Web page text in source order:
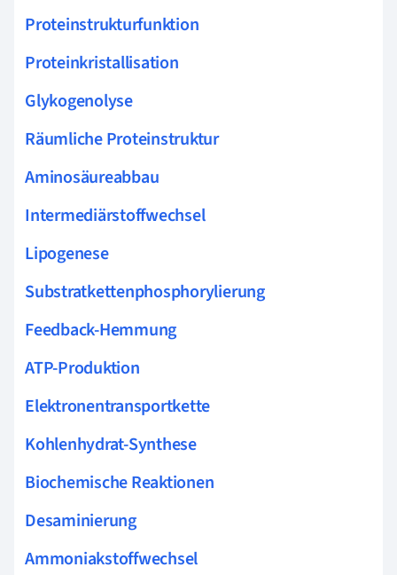
Proteinstrukturfunktion
Proteinkristallisation
Glykogenolyse
Räumliche Proteinstruktur
Aminosäureabbau
Intermediärstoffwechsel
Lipogenese
Substratkettenphosphorylierung
Feedback-Hemmung
ATP-Produktion
Elektronentransportkette
Kohlenhydrat-Synthese
Biochemische Reaktionen
Desaminierung
Ammoniakstoffwechsel